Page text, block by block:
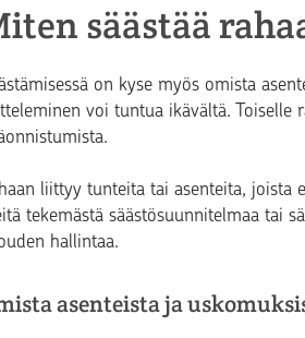
säästää
on kyse myös omista
voi tuntua ikävältä. Toiselle
liittyy tunteita tai asenteita, joista
tekemästä säästösuunnitelmaa tai
hallintaa.
asenteista ja